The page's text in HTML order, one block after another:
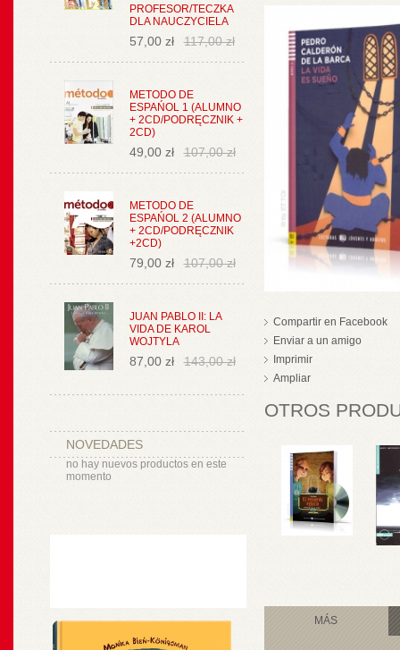
PROFESOR/TECZKA
DLA NAUCZYCIELA
57,00 zł 117,00 zł
METODO DE
ESPAŃOL 1 (ALUMNO
+ 2CD/PODRĘCZNIK +
2CD)
49,00 zł 107,00 zł
METODO DE
ESPAŃOL 2 (ALUMNO
+ 2CD/PODRĘCZNIK
+2CD)
79,00 zł 107,00 zł
JUAN PABLO II: LA
VIDA DE KAROL
WOJTYLA
87,00 zł 143,00 zł
NOVEDADES
no hay nuevos productos en este
momento
Compartir en Facebook
Enviar a un amigo
Imprimir
Ampliar
OTROS
MÁS